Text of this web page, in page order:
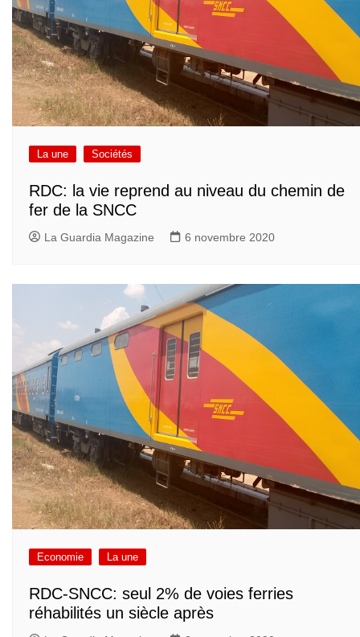
La une Sociétés
RDC: la vie reprend au niveau du chemin de
fer de la SNCC
La Guardia Magazine 6 novembre 2020
Economie La une
RDC-SNCC: seul 2% de voies ferries
réhabilités un siècle après